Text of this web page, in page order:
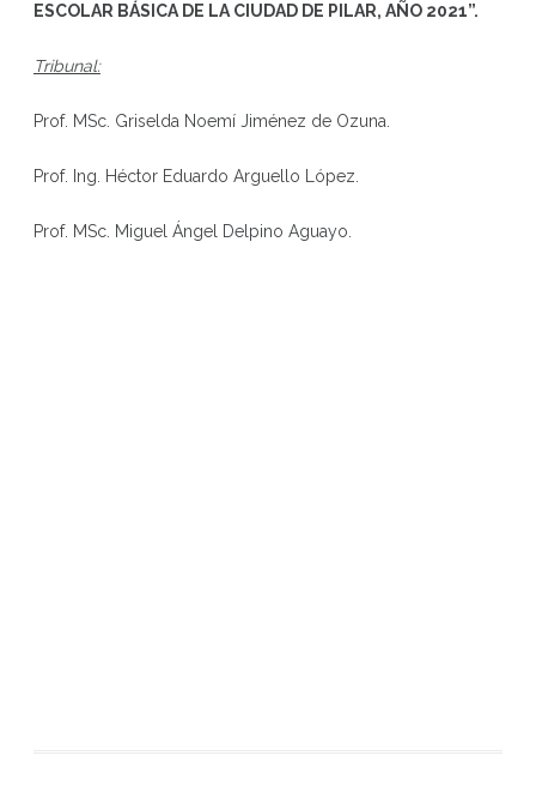
ESCOLAR BÁSICA DE LA CIUDAD DE PILAR, AÑO 2021”.
Tribunal:
Prof. MSc. Griselda Noemí Jiménez de Ozuna.
Prof. Ing. Héctor Eduardo Arguello López.
Prof. MSc. Miguel Ángel Delpino Aguayo.